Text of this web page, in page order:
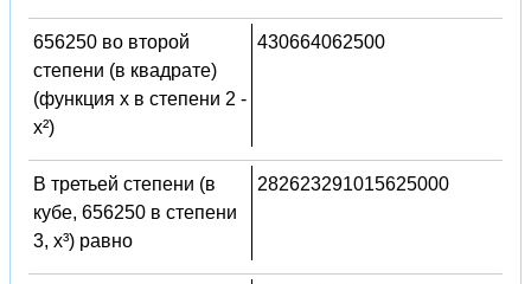
656250 во второй
степени (в квадрате)
(функция x в степени 2 -
x²)
430664062500
В третьей степени (в
кубе, 656250 в степени
3, x³) равно
282623291015625000